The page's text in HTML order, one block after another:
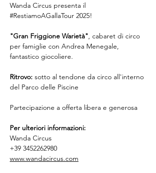
Wanda Circus presenta il
#RestiamoAGallaTour 2025!
"Gran Friggione Warietà", cabaret di circo
per famiglie con Andrea Menegale,
fantastico giocoliere.
Ritrovo: sotto al tendone da circo all'interno
del Parco delle Piscine
Partecipazione a offerta libera e generosa
Per ulteriori informazioni:
Wanda Circus
+39 3452262980
www.wandacircus.com